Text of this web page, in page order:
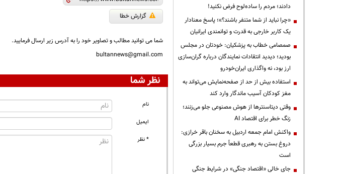
گزارش خطا
شما می توانید مطالب و تصاویر خود را به آدرس زیر ارسال فرمایید.
bultannews@gmail.com
نظر شما
نام
ایمیل
* نظر
دادند؛ مردم را ساده‌لوح فرض نکنید!
«چرا نباید از شما متنفر باشند؟»؛ پاسخ معنادار
یک کاربر خارجی به قدرت و توانمندی ایرانیان
صمصامی خطاب به پزشکیان: خودتان در مجلس
بودید؛ دیدید انتقادات نمایندگان درباره گران‌سازی
ارز بود، نه واگذاری ایران‌خودرو
استفاده بیش از حد از صفحه‌نمایش می‌تواند به
مغز کودکان آسیب ماندگار وارد کند
وقتی دیتاسنترها از هوش مصنوعی جلو می‌زنند؛
زنگ خطر برای اقتصاد AI
واکنش امام جمعه اردبیل به سخنان باقر خرازی:
دروغ بستن به رهبری قطعاً جرم بسیار بزرگی
است
جای خالی «اقتصاد جنگی» در شرایط جنگی